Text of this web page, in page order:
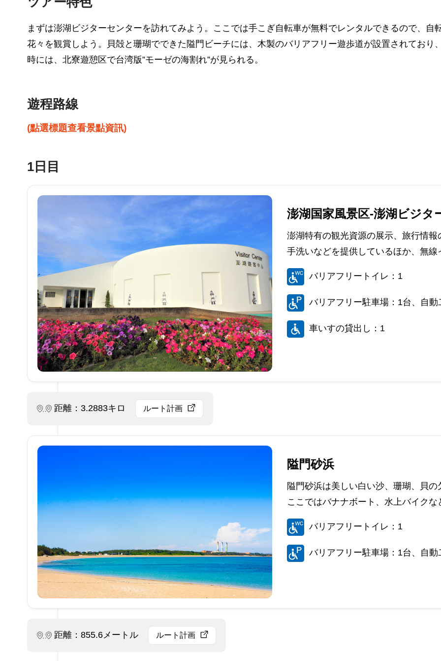
まずは澎湖ビジターセンターを訪れてみよう。ここでは手こぎ自転車が無料でレンタルできるので、
花々を観賞しよう。貝殻と珊瑚でできた隘門ビーチには、木製のバリアフリー遊歩道が設置されており
時には、北寮遊憩区で台湾版”モーゼの海割れ”が見られる。
遊程路線
(點選標題查看景點資訊)
1日目
澎湖国家風景区-澎湖ビジタ
澎湖特有の観光資源の展示、旅行情
手洗いなどを提供しているほか、無
バリアフリートイレ：1
バリアフリー駐車場：1台、自動
車いすの貸出し：1
距離：3.2883キロ ルート計画
隘門砂浜
隘門砂浜は美しい白い沙、珊瑚、貝
ここではバナナボート、水上バイク
バリアフリートイレ：1
バリアフリー駐車場：1台、自動
距離：855.6メートル ルート計画